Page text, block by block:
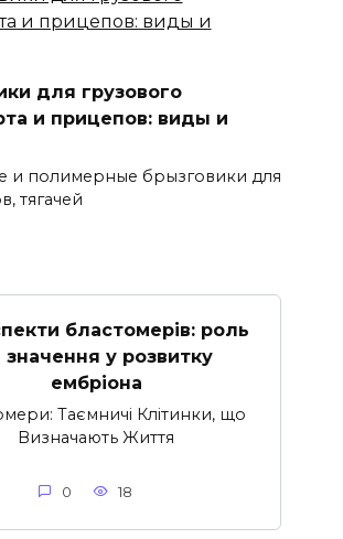
для грузового
и прицепов: виды и
и полимерные брызговики для
тягачей
бластомерів: роль
значення у розвитку
ембріона
Таємничі Клітинки, що
Визначають Життя
0 18